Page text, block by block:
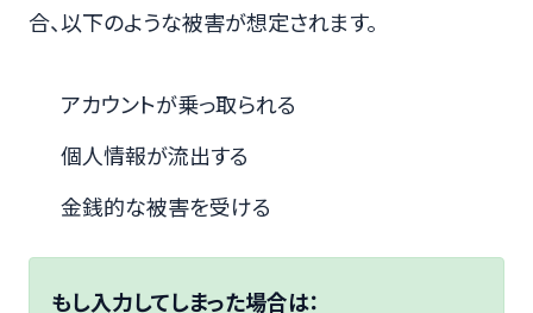
合、以下のような被害が想定されます。
アカウントが乗っ取られる
個人情報が流出する
金銭的な被害を受ける
もし入力してしまった場合は：